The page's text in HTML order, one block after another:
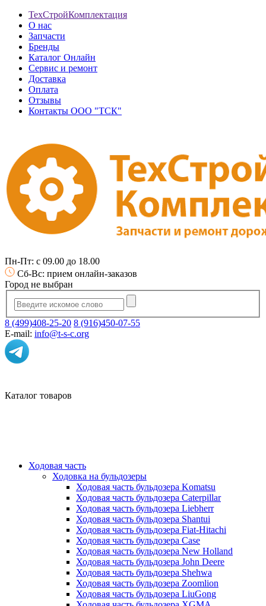
ТехСтройКомплектация
О нас
Запчасти
Бренды
Каталог Онлайн
Сервис и ремонт
Доставка
Оплата
Отзывы
Контакты ООО "ТСК"
Пн-Пт: с 09.00 до 18.00
Сб-Вс: прием онлайн-заказов
Город не выбран
8 (499)408-25-20 8 (916)450-07-55
E-mail: info@t-s-c.org
Каталог товаров
Ходовая часть
Ходовка на бульдозеры
Ходовая часть бульдозера Komatsu
Ходовая часть бульдозера Caterpillar
Ходовая часть бульдозера Liebherr
Ходовая часть бульдозера Shantui
Ходовая часть бульдозера Fiat-Hitachi
Ходовая часть бульдозера Case
Ходовая часть бульдозера New Holland
Ходовая часть бульдозера John Deere
Ходовая часть бульдозера Shehwa
Ходовая часть бульдозера Zoomlion
Ходовая часть бульдозера LiuGong